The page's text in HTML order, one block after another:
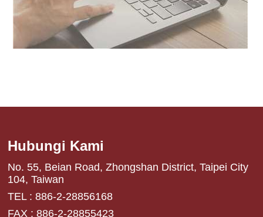
Hubungi Kami
No. 55, Beian Road, Zhongshan District, Taipei City
104, Taiwan
TEL : 886-2-28856168
FAX : 886-2-28855423